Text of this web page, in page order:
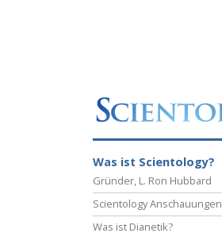
Was ist Scientology?
Gründer, L. Ron Hubbard
Scientology Anschauungen
Was ist Dianetik?